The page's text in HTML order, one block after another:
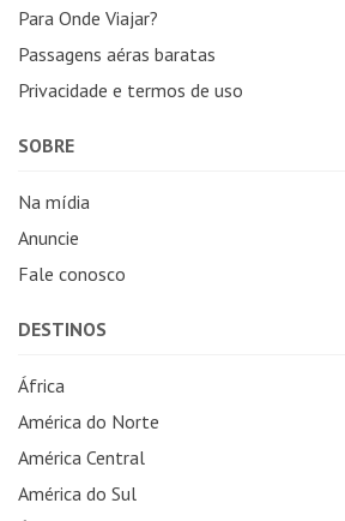
Para Onde Viajar?
Passagens aéras baratas
Privacidade e termos de uso
SOBRE
Na mídia
Anuncie
Fale conosco
DESTINOS
África
América do Norte
América Central
América do Sul